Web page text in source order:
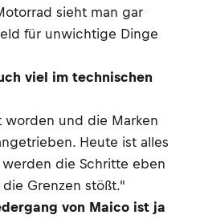
sieht man gar
für unwichtige Dinge
viel im technischen
worden und die Marken
Heute ist alles
die Schritte eben
Grenzen stößt."
von Maico ist ja